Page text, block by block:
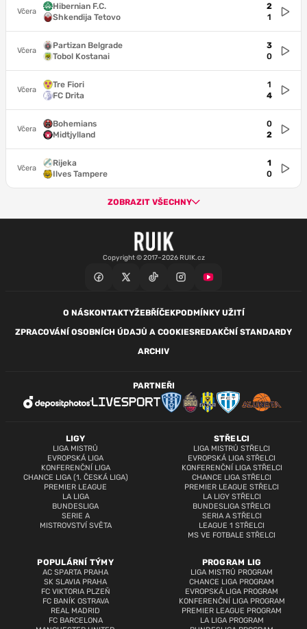
Včera
Hibernian F.C.
Shkendija Tetovo
2
1
Včera
Partizan Belgrade
Tobol Kostanai
3
0
Včera
Tre Fiori
FC Drita
1
4
Včera
Bohemians
Midtjylland
0
2
Včera
Rijeka
Ilves Tampere
1
0
ZOBRAZIT VŠECHNY
Copyright © 2017–2026 RUIK.cz
O NÁSKONTAKTYŽEBŘÍČEKPODMÍNKY UŽITÍ
ZPRACOVÁNÍ OSOBNÍCH ÚDAJŮ A COOKIESREDAKČNÍ STANDARDY
ARCHIV
LIGY
LIGA MISTRŮ
EVROPSKÁ LIGA
KONFERENČNÍ LIGA
CHANCE LIGA (1. ČESKÁ LIGA)
PREMIER LEAGUE
LA LIGA
BUNDESLIGA
SERIE A
MISTROVSTVÍ SVĚTA
STŘELCI
LIGA MISTRŮ STŘELCI
EVROPSKÁ LIGA STŘELCI
KONFERENČNÍ LIGA STŘELCI
CHANCE LIGA STŘELCI
PREMIER LEAGUE STŘELCI
LA LIGY STŘELCI
BUNDESLIGA STŘELCI
SERIA A STŘELCI
LEAGUE 1 STŘELCI
MS VE FOTBALE STŘELCI
POPULÁRNÍ TÝMY
AC SPARTA PRAHA
SK SLAVIA PRAHA
FC VIKTORIA PLZEŇ
FC BANÍK OSTRAVA
REAL MADRID
FC BARCELONA
PROGRAM LIG
LIGA MISTRŮ PROGRAM
CHANCE LIGA PROGRAM
EVROPSKÁ LIGA PROGRAM
KONFERENČNÍ LIGA PROGRAM
PREMIER LEAGUE PROGRAM
LA LIGA PROGRAM
PARTNEŘI